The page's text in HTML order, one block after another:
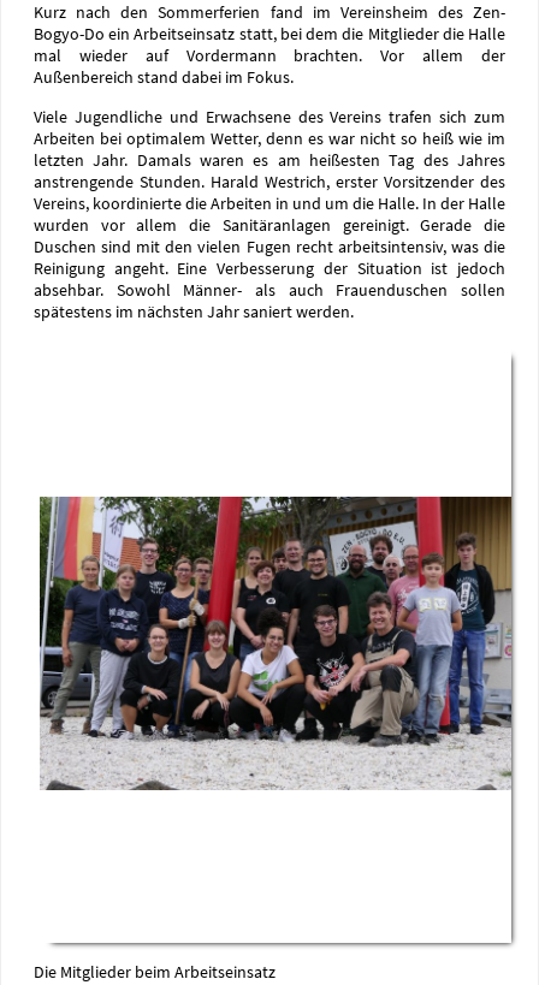
Kurz nach den Sommerferien fand im Vereinsheim des Zen-
Bogyo-Do ein Arbeitseinsatz statt, bei dem die Mitglieder die Halle
mal wieder auf Vordermann brachten. Vor allem der
Außenbereich stand dabei im Fokus.
Viele Jugendliche und Erwachsene des Vereins trafen sich zum
Arbeiten bei optimalem Wetter, denn es war nicht so heiß wie im
letzten Jahr. Damals waren es am heißesten Tag des Jahres
anstrengende Stunden. Harald Westrich, erster Vorsitzender des
Vereins, koordinierte die Arbeiten in und um die Halle. In der Halle
wurden vor allem die Sanitäranlagen gereinigt. Gerade die
Duschen sind mit den vielen Fugen recht arbeitsintensiv, was die
Reinigung angeht. Eine Verbesserung der Situation ist jedoch
absehbar. Sowohl Männer- als auch Frauenduschen sollen
spätestens im nächsten Jahr saniert werden.
Die Mitglieder beim Arbeitseinsatz